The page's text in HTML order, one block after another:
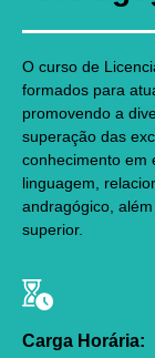
O curso de
formados para
promovendo a
superação das
conhecimento em
linguagem,
andragógico,
superior.
Carga Horária: